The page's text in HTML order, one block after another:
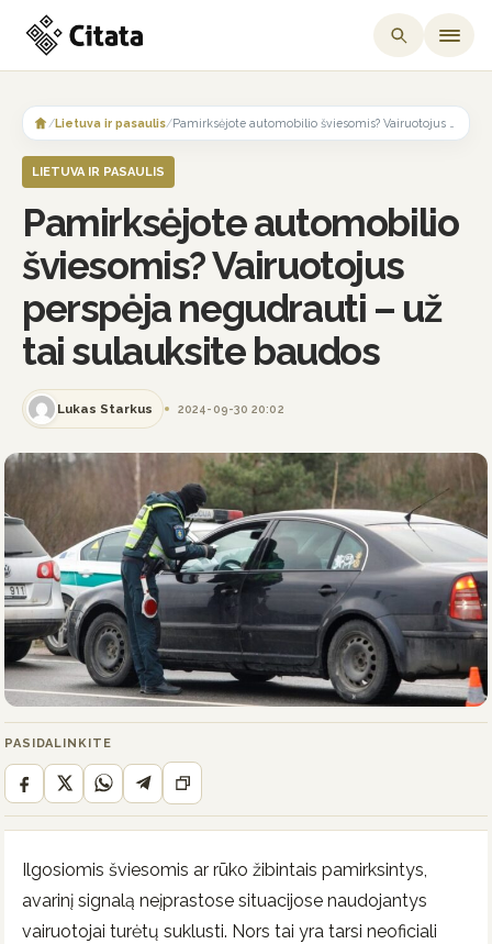
content
/Lietuva ir pasaulis/
LIETUVA IR PASAULIS
Pamirksėjote automobilio
šviesomis? Vairuotojus
perspėja negudrauti – už
tai sulauksite baudos
Lukas Starkus 2024-09-30 20:02
PASIDALINKITE
Ilgosiomis šviesomis ar rūko žibintais pamirksintys,
avarinį signalą neįprastose situacijose naudojantys
vairuotojai turėtų suklusti. Nors tai yra tarsi neoficiali